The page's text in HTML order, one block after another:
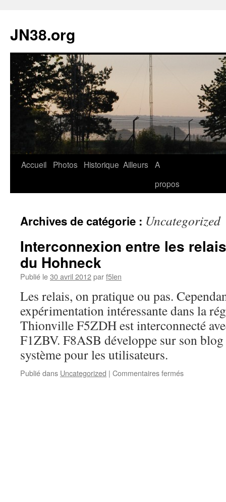
JN38.org
Aller
Accueil Photos Historique Ailleurs
A
propos
Archives de catégorie : Uncategorized
Interconnexion entre les
du Hohneck
Publié le30 avril 2012parf5len
Les relais, on pratique ou pas.
expérimentation intéressante dans la
Thionville F5ZDH est interconnecté
F1ZBV. F8ASB développe sur son blog
système pour les utilisateurs.
Publié dans Uncategorized | Commentaires ferméssur